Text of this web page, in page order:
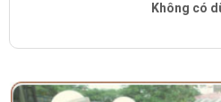
Không có